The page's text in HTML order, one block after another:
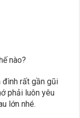
nào?
đình rất gần gũi
phải luôn yêu
lớn nhé.